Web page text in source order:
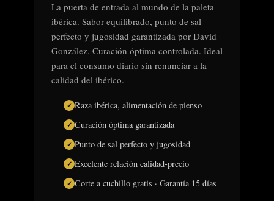
La puerta de entrada al mundo de la paleta
ibérica. Sabor equilibrado, punto de sal
perfecto y jugosidad garantizada por David
González. Curación óptima controlada. Ideal
para el consumo diario sin renunciar a la
calidad del ibérico.
Raza ibérica, alimentación de pienso
Curación óptima garantizada
Punto de sal perfecto y jugosidad
Excelente relación calidad-precio
Corte a cuchillo gratis · Garantía 15 días